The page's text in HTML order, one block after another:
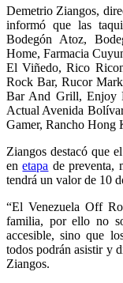
Demetrio Ziangos,
informó que las
Bodegón Atoz,
Home, Farmacia
El Viñedo, Rico
Rock Bar, Rucor
Bar And Grill, Enjoy
Actual Avenida
Gamer, Rancho Hong
Ziangos destacó que
enetapa de preventa,
tendrá un valor de 10
“El Venezuela Off
familia, por ello no
accesible, sino que
todos podrán asistir y
Ziangos.